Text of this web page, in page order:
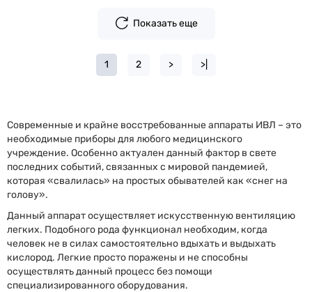
Показать еще
1 2 > >|
Современные и крайне восстребованные аппараты ИВЛ – это
необходимые приборы для любого медицинского
учреждение. Особенно актуален данный фактор в свете
последних событий, связанных с мировой пандемией,
которая «свалилась» на простых обывателей как «снег на
голову».
Данный аппарат осуществляет искусственную вентиляцию
легких. Подобного рода функционал необходим, когда
человек не в силах самостоятельно вдыхать и выдыхать
кислород. Легкие просто поражены и не способны
осуществлять данный процесс без помощи
специализированного оборудования.